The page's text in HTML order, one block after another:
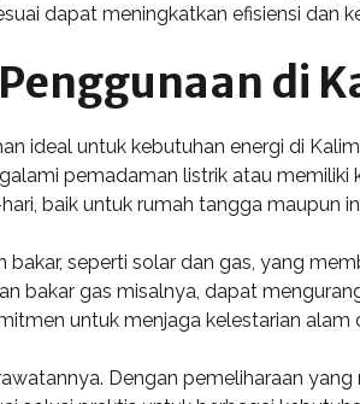
dapat meningkatkan efisiensi dan
di
ideal untuk kebutuhan energi di
pemadaman listrik atau memiliki
baik untuk rumah tangga maupun
seperti solar dan gas, yang
bakar gas misalnya, dapat
untuk menjaga kelestarian alam
Dengan pemeliharaan